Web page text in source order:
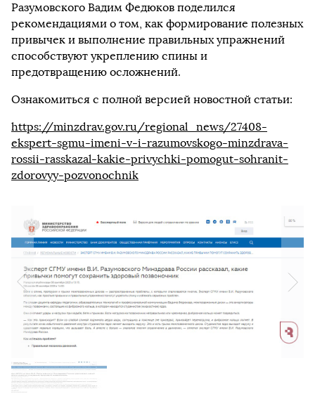
Разумовского Вадим Федюков поделился
рекомендациями о том, как формирование полезных
привычек и выполнение правильных упражнений
способствуют укреплению спины и
предотвращению осложнений.
Ознакомиться с полной версией новостной статьи:
https://minzdrav.gov.ru/regional_news/27408-
ekspert-sgmu-imeni-v-i-razumovskogo-minzdrava-
rossii-rasskazal-kakie-privychki-pomogut-sohranit-
zdorovyy-pozvonochnik